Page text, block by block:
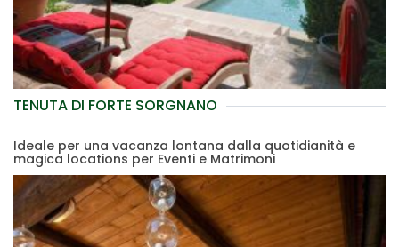
TENUTA DI FORTE SORGNANO
Ideale per una vacanza lontana dalla quotidianità e
magica locations per Eventi e Matrimoni